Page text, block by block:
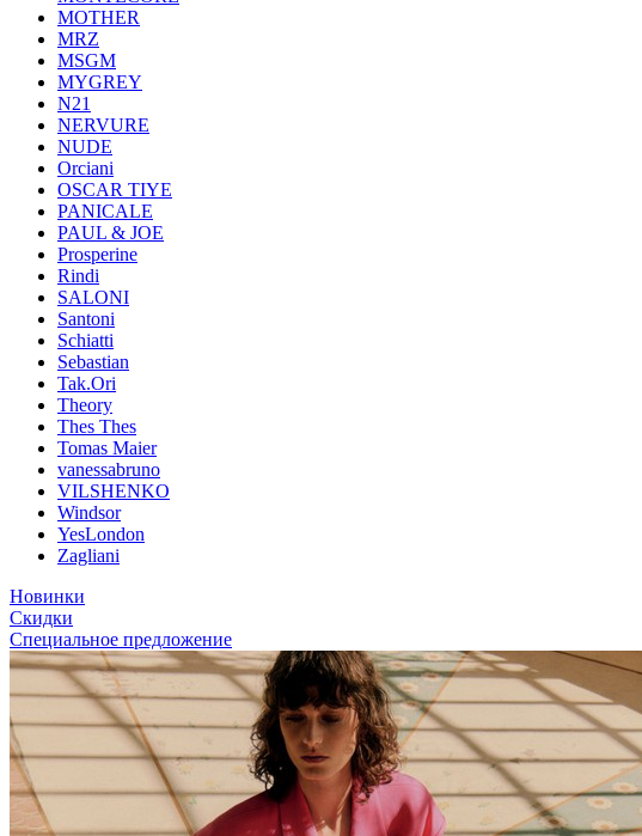
MOTHER
MRZ
MSGM
MYGREY
N21
NERVURE
NUDE
Orciani
OSCAR TIYE
PANICALE
PAUL & JOE
Prosperine
Rindi
SALONI
Santoni
Schiatti
Sebastian
Tak.Ori
Theory
Thes Thes
Tomas Maier
vanessabruno
VILSHENKO
Windsor
YesLondon
Zagliani
Новинки
Скидки
Специальное предложение